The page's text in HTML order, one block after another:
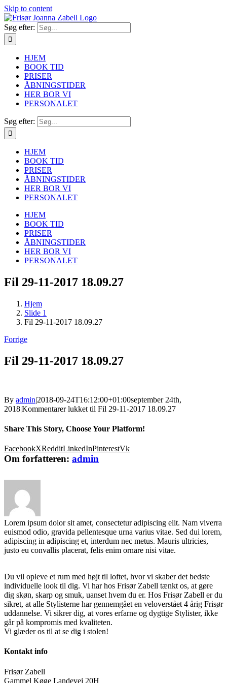
Skip to content
Søg efter:
HJEM
BOOK TID
PRISER
ÅBNINGSTIDER
HER BOR VI
PERSONALET
Søg efter:
HJEM
BOOK TID
PRISER
ÅBNINGSTIDER
HER BOR VI
PERSONALET
HJEM
BOOK TID
PRISER
ÅBNINGSTIDER
HER BOR VI
PERSONALET
Fil 29-11-2017 18.09.27
Hjem
Slide 1
Fil 29-11-2017 18.09.27
Forrige
Fil 29-11-2017 18.09.27
By admin|2018-09-24T16:12:00+01:00september 24th,
2018|Kommentarer lukket til Fil 29-11-2017 18.09.27
Share This Story, Choose Your Platform!
FacebookXRedditLinkedInPinterestVk
Om forfatteren: admin
Lorem ipsum dolor sit amet, consectetur adipiscing elit. Nam viverra
euismod odio, gravida pellentesque urna varius vitae. Sed dui lorem,
adipiscing in adipiscing et, interdum nec metus. Mauris ultricies,
justo eu convallis placerat, felis enim ornare nisi vitae.
Du vil opleve et rum med højt til loftet, hvor vi skaber det bedste
individuelle look til dig. Vi har hos Frisør Zabell tænkt os, at gøre
dig skøn, skarp og smuk, uanset hvem du er. Hos Frisør Zabell er du
sikret, at alle Stylisterne har gennemgået en veloverstået 4 årig Frisør
uddannelse. Vi sikrer dig, at vores erfarne og dygtige Stylister, ikke
går på kompromis med kvaliteten.
Vi glæder os til at se dig i stolen!
Kontakt info
Frisør Zabell
Gammel Køge Landevej 20H